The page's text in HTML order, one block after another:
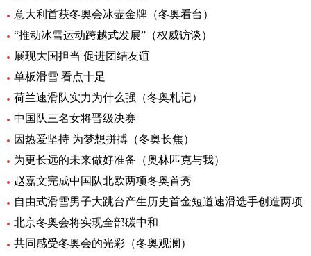
意大利首获冬奥会冰壶金牌（冬奥看台）
“推动冰雪运动跨越式发展”（权威访谈）
展现大国担当 促进团结友谊
单板滑雪 看点十足
荷兰速滑队实力为什么强（冬奥札记）
中国队三名女将晋级决赛
因热爱坚持 为梦想拼搏（冬奥长焦）
为更长远的未来做好准备（奥林匹克与我）
赵嘉文完成中国队北欧两项冬奥首秀
自由式滑雪男子大跳台产生历史首金短道速滑选手创造两项
北京冬奥会将实现全部碳中和
共同感受冬奥会的光彩（冬奥观澜）